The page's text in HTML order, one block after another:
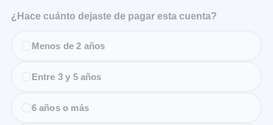
¿Hace cuánto dejaste de pagar esta cuenta?
Menos de 2 años
Entre 3 y 5 años
6 años o más